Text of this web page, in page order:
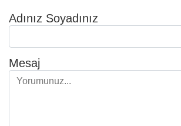
Adınız Soyadınız
Mesaj